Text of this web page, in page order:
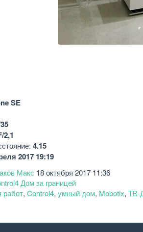
SE
2,1
4.15
2017 19:19
Макс 18 октября 2017 11:36
Дом за границей
работ, Control4, умный дом, Mobotix, ТВ-